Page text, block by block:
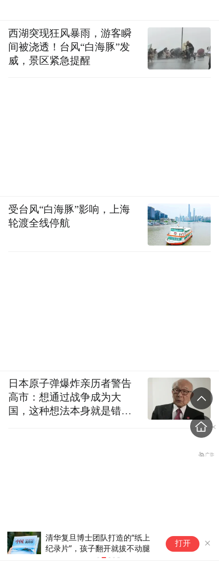
清华复旦博士团队打造的“纸上
纪录片”，孩子翻开就拔不动腿
“
打开
西湖突现狂风暴雨，游客瞬
间被浇透！台风“白海豚”发
威，景区紧急提醒
受台风“白海豚”影响，上海
轮渡全线停航
日本原子弹爆炸亲历者警告
高市：想通过战争成为大
国，这种想法本身就是错误